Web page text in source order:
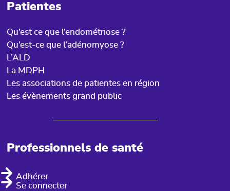
Patientes
Qu’est ce que l’endométriose ?
Qu’est-ce que l’adénomyose ?
L’ALD
La MDPH
Les associations de patientes en région
Les évènements grand public
Professionnels de santé
Adhérer
Se connecter